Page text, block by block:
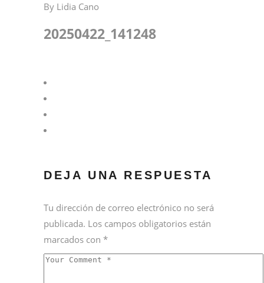
By Lidia Cano
20250422_141248
DEJA UNA RESPUESTA
Tu dirección de correo electrónico no será
publicada. Los campos obligatorios están
marcados con *